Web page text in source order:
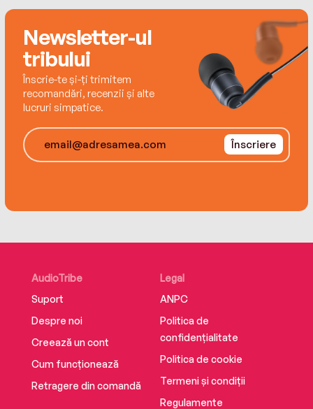
Newsletter-ul
tribului
Înscrie-te și-ți trimitem
recomandări, recenzii și alte
lucruri simpatice.
Înscriere
AudioTribe
Suport
Despre noi
Creează un cont
Cum funcționează
Retragere din comandă
Legal
ANPC
Politica de
confidențialitate
Politica de cookie
Termeni și condiții
Regulamente